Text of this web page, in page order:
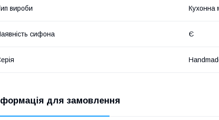
вироби Кухонна
сифона Є
для замовлення